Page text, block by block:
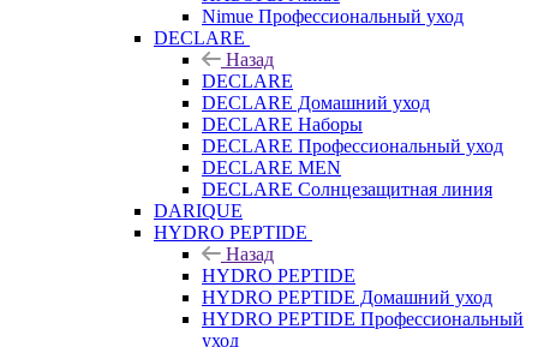
Nimue Профессиональный уход
DECLARE
Назад
DECLARE
DECLARE Домашний уход
DECLARE Наборы
DECLARE Профессиональный уход
DECLARE MEN
DECLARE Солнцезащитная линия
DARIQUE
HYDRO PEPTIDE
Назад
HYDRO PEPTIDE
HYDRO PEPTIDE Домашний уход
HYDRO PEPTIDE Профессиональный
уход